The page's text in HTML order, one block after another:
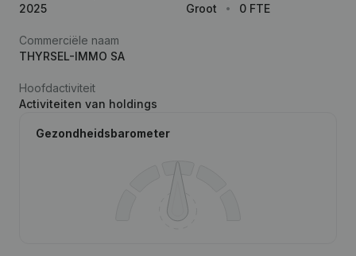
2025
Groot
0 FTE
Commerciële naam
THYRSEL-IMMO SA
Hoofdactiviteit
Activiteiten van holdings
Gezondheidsbarometer